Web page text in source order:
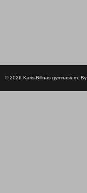
© 2026 Karis-Billnäs gymnasium. By